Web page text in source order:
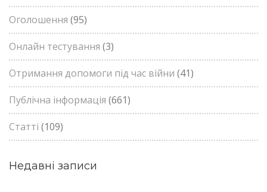
Оголошення (95)
Онлайн тестування (3)
Отримання допомоги під час війни (41)
Публічна інформація (661)
Статті (109)
Недавні записи